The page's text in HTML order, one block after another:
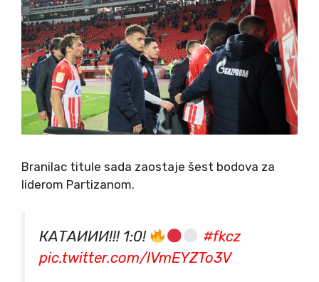
Branilac titule sada zaostaje šest bodova za
liderom Partizanom.
КАТАИИИ!!! 1:0!
#fkcz
pic.twitter.com/lVmEYZTo3V